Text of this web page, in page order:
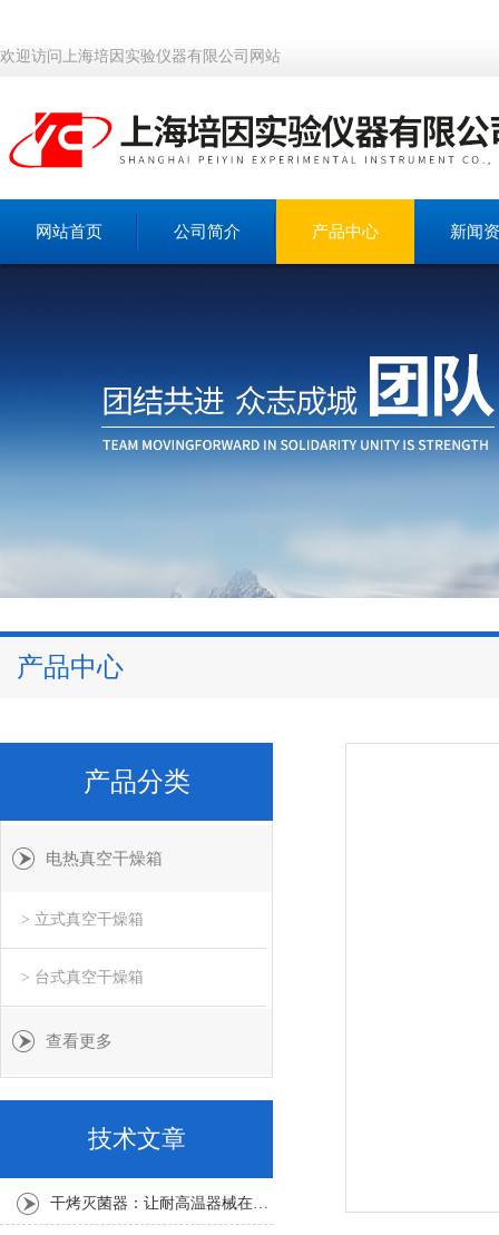
欢迎访问上海培因实验仪器有限公司网站
网站首页 公司简介 产品中心 新闻
产品中心
产品分类
电热真空干燥箱
> 立式真空干燥箱
> 台式真空干燥箱
查看更多
技术文章
干烤灭菌器：让耐高温器械在无水高温中重获无菌新生